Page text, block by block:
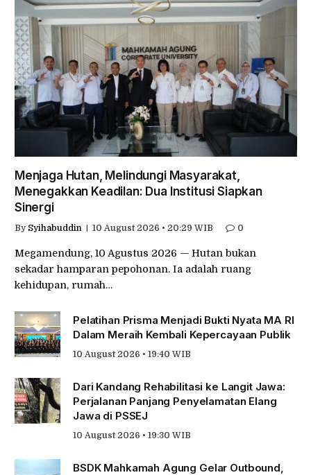
Menjaga Hutan, Melindungi Masyarakat,
Menegakkan Keadilan: Dua Institusi Siapkan
Sinergi
By Syihabuddin 10 August 2026 • 20:29 WIB 0
Megamendung, 10 Agustus 2026 — Hutan bukan
sekadar hamparan pepohonan. Ia adalah ruang
kehidupan, rumah…
Pelatihan Prisma Menjadi Bukti Nyata MA RI
Dalam Meraih Kembali Kepercayaan Publik
10 August 2026 • 19:40 WIB
Dari Kandang Rehabilitasi ke Langit Jawa:
Perjalanan Panjang Penyelamatan Elang
Jawa di PSSEJ
10 August 2026 • 19:30 WIB
BSDK Mahkamah Agung Gelar Outbound,